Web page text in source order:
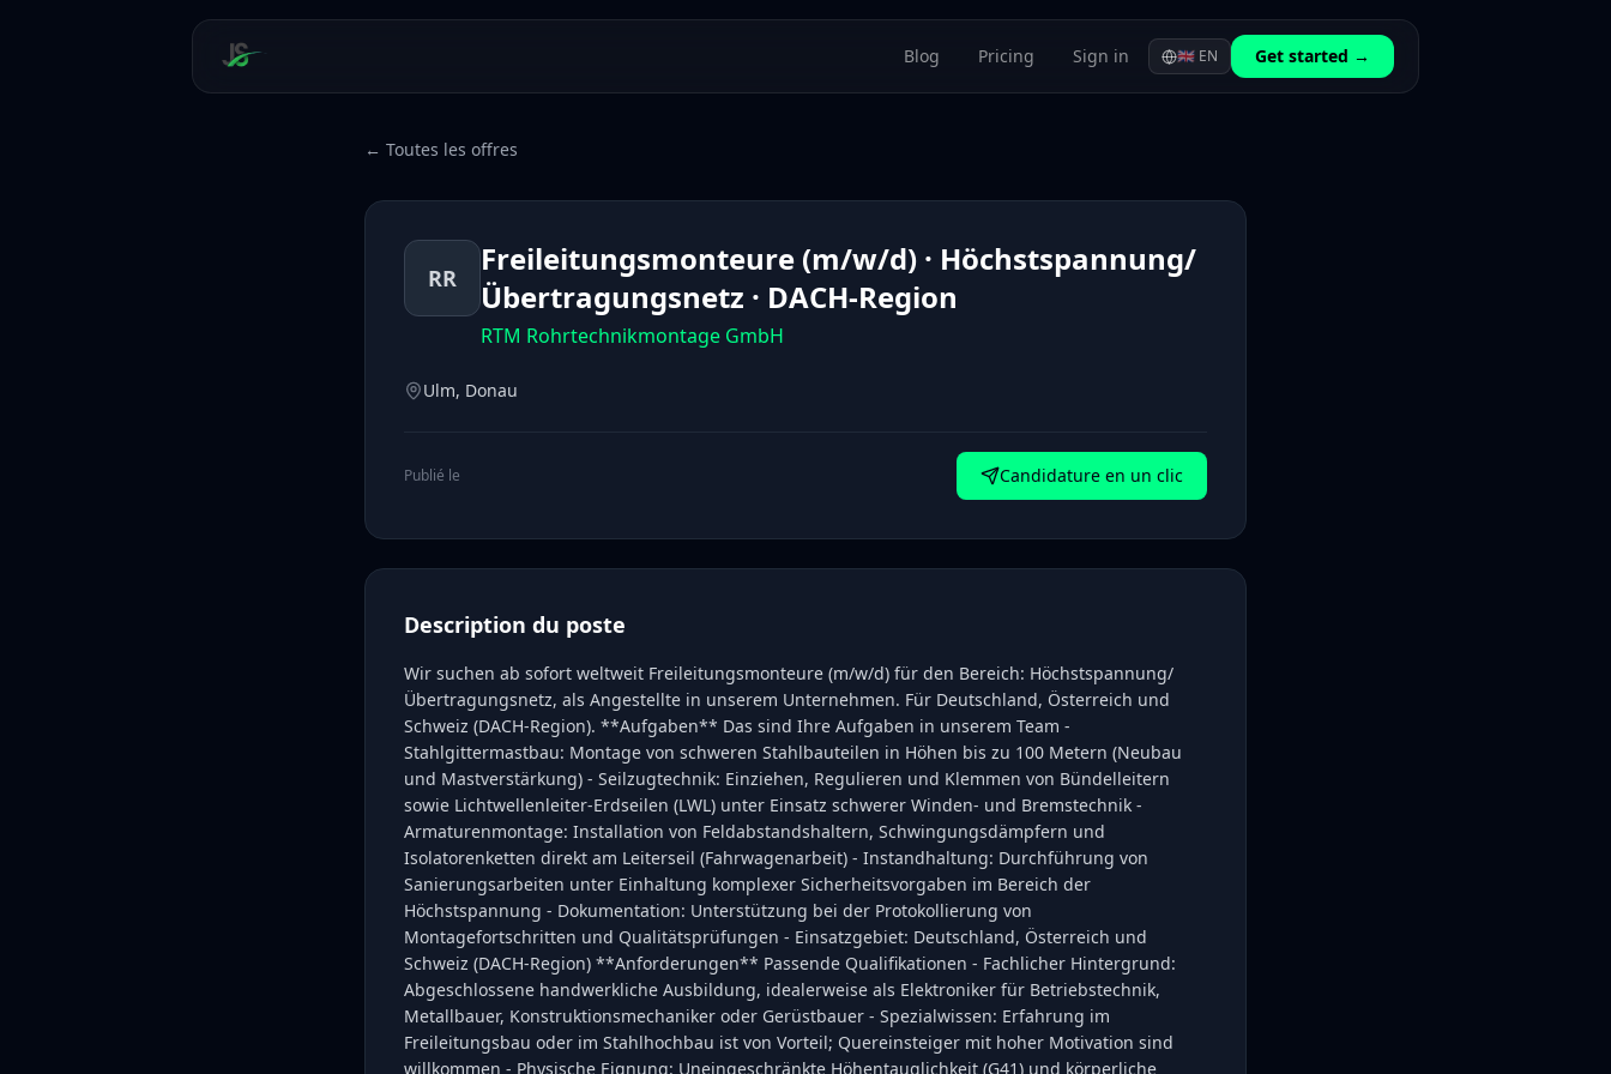
Blog Pricing Sign in 🇬🇧 EN Get started →
← Toutes les offres
RR
Freileitungsmonteure (m/w/d) · Höchstspannung/
Übertragungsnetz · DACH-Region
RTM Rohrtechnikmontage GmbH
Ulm, Donau
Publié le Candidature en un clic
Description du poste
Wir suchen ab sofort weltweit Freileitungsmonteure (m/w/d) für den Bereich: Höchstspannung/
Übertragungsnetz, als Angestellte in unserem Unternehmen. Für Deutschland, Österreich und
Schweiz (DACH-Region). **Aufgaben** Das sind Ihre Aufgaben in unserem Team -
Stahlgittermastbau: Montage von schweren Stahlbauteilen in Höhen bis zu 100 Metern (Neubau
und Mastverstärkung) - Seilzugtechnik: Einziehen, Regulieren und Klemmen von Bündelleitern
sowie Lichtwellenleiter-Erdseilen (LWL) unter Einsatz schwerer Winden- und Bremstechnik -
Armaturenmontage: Installation von Feldabstandshaltern, Schwingungsdämpfern und
Isolatorenketten direkt am Leiterseil (Fahrwagenarbeit) - Instandhaltung: Durchführung von
Sanierungsarbeiten unter Einhaltung komplexer Sicherheitsvorgaben im Bereich der
Höchstspannung - Dokumentation: Unterstützung bei der Protokollierung von
Montagefortschritten und Qualitätsprüfungen - Einsatzgebiet: Deutschland, Österreich und
Schweiz (DACH-Region) **Anforderungen** Passende Qualifikationen - Fachlicher Hintergrund:
Abgeschlossene handwerkliche Ausbildung, idealerweise als Elektroniker für Betriebstechnik,
Metallbauer, Konstruktionsmechaniker oder Gerüstbauer - Spezialwissen: Erfahrung im
Freileitungsbau oder im Stahlhochbau ist von Vorteil; Quereinsteiger mit hoher Motivation sind
willkommen - Physische Eignung: Uneingeschränkte Höhentauglichkeit (G41) und körperliche